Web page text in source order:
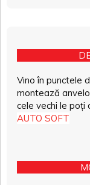
Vino în punctele
montează
cele vechi le poți
AUTO SOFT